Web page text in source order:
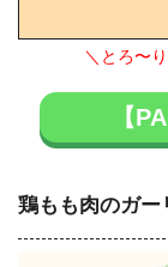
＼とろ〜
【
鶏もも肉のガー